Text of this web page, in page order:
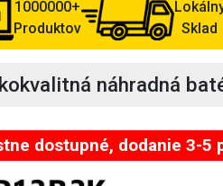
1000000+
Produktov
Sklad
náhradná
dostupné, dodanie 3-5